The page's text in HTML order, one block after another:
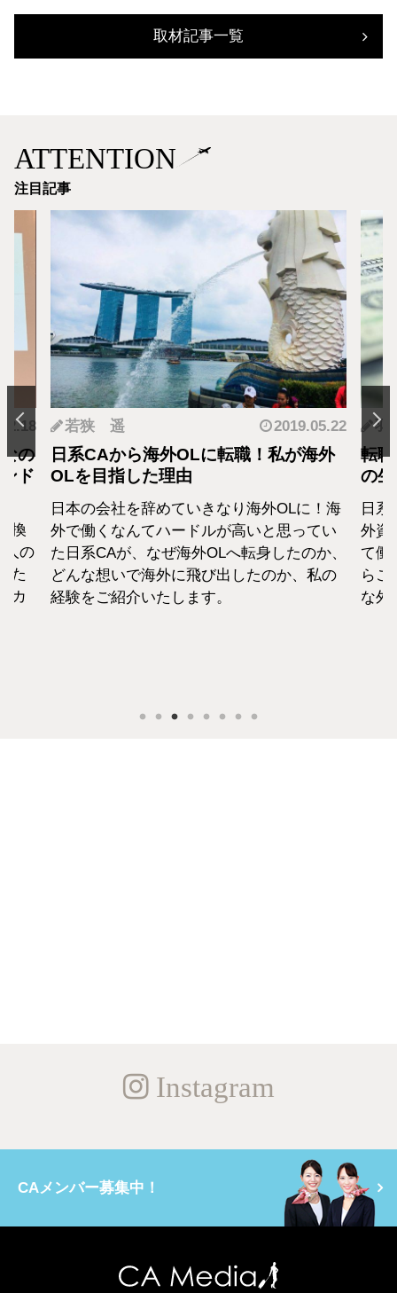
取材記事一覧
ATTENTION
注目記事
の
ド
換
人の
た
カ
若狭 遥 2019.05.22
日系CAから海外OLに転職！私が海外
OLを目指した理由
日本の会社を辞めていきなり海外OLに！海
外で働くなんてハードルが高いと思ってい
た日系CAが、なぜ海外OLへ転身したのか、
どんな想いで海外に飛び出したのか、私の
経験をご紹介いたします。
羽
転
の
日
外資
て働
らこ
な外
Instagram
CAメンバー募集中！